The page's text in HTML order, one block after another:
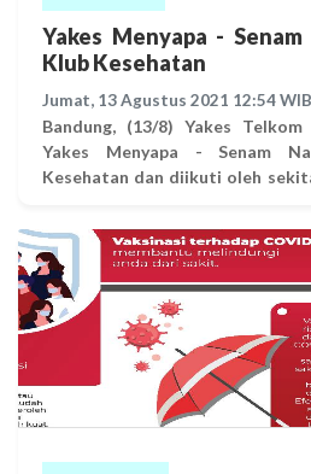
Yakes Menyapa -
Klub Kesehatan
Jumat, 13 Agustus 2021 12:54 WIB
Bandung, (13/8) Yakes
Yakes Menyapa - Senam
Kesehatan dan diikuti oleh
bersama ini dilaksanakan
dan dipandu oleh para
Center, M. Amin & Halmiati
Akhir Amin di YFC
Munandar, Yunyun Komalasari,
Bandung; serta Rifqi Budi di YFC Jakarta.
Priyo Anggoro selaku
yang mengajak untuk
anugerah dapat bernafas dan